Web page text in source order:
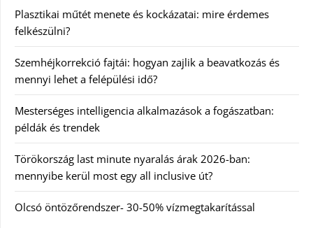
Plasztikai műtét menete és kockázatai: mire érdemes
felkészülni?
Szemhéjkorrekció fajtái: hogyan zajlik a beavatkozás és
mennyi lehet a felépülési idő?
Mesterséges intelligencia alkalmazások a fogászatban:
példák és trendek
Törökország last minute nyaralás árak 2026-ban:
mennyibe kerül most egy all inclusive út?
Olcsó öntözőrendszer- 30-50% vízmegtakarítással